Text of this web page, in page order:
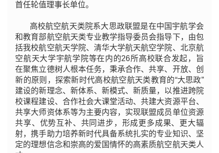
首任轮值理事长单位。
高校航空航天类院系大思政联盟是在中国宇航学会
和教育部航空航天类专业教学指导委员会指导下，由包
括我校航空航天学院、清华大学航天航空学院、北京航
空航天大学宇航学院等在内的26所高校联合发起，旨
在聚焦立德树人根本任务，秉承合作、共享、开放、创
新的原则，探索新时代高校航空航天类教育的“大思政”
建设的新理念、新体系、新模式、新质量，以推进跨院
校课程建设、合作社会大课堂活动、共建大资源平台、
共享大师资体系等为主要内容，实现联盟成员单位资源
共享、优势互补、共同进步，形成更多成果、更大辐
射，携手助力培养新时代具备系统扎实的专业知识、坚
定的理想信念和崇高的爱国情怀的高素质航空航天类人